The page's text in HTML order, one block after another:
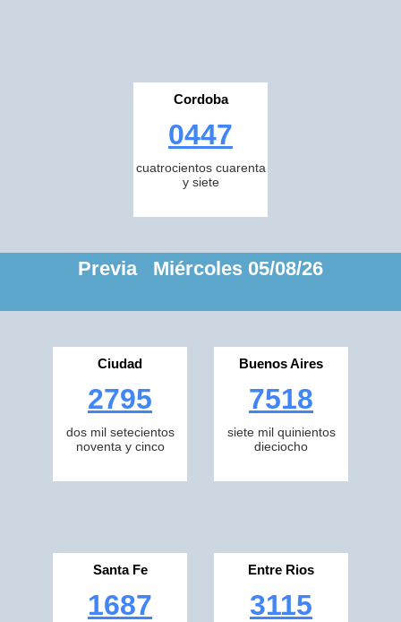
Cordoba
0447
cuatrocientos cuarenta
y siete
Previa Miércoles 05/08/26
Ciudad
2795
dos mil setecientos
noventa y cinco
Buenos Aires
7518
siete mil quinientos
dieciocho
Santa Fe
1687
Entre Rios
3115